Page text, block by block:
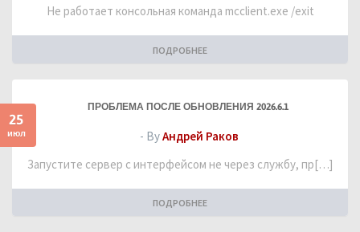
Не работает консольная команда mcclient.exe /exit
ПОДРОБНЕЕ
25
июл
ПРОБЛЕМА ПОСЛЕ ОБНОВЛЕНИЯ 2026.6.1
- ByАндрей Раков
Запустите сервер с интерфейсом не через службу, пр[…]
ПОДРОБНЕЕ